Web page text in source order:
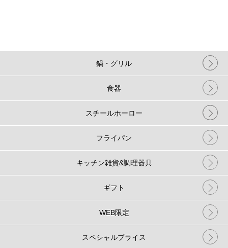
鍋・グリル
食器
スチールホーロー
フライパン
キッチン雑貨&調理器具
ギフト
WEB限定
スペシャルプライス